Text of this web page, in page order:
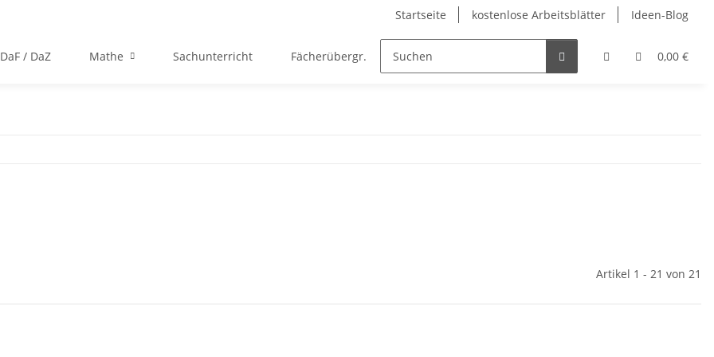
Startseite kostenlose Arbeitsblätter Ideen-Blog
0,00 €
DaF / DaZ Mathe Sachunterricht Fächerübergr. Englisch Religion
Artikel 1 - 21 von 21